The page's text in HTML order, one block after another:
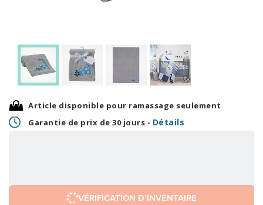
Article disponible pour ramassage seulement
Garantie de prix de 30 jours - Détails
VÉRIFICATION D’INVENTAIRE